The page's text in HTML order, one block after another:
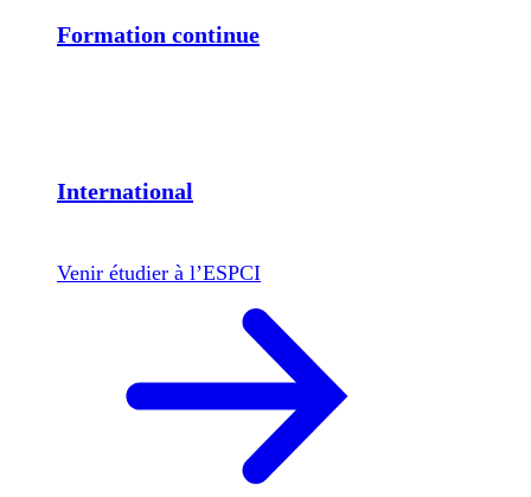
Formation continue
International
Venir étudier à l’ESPCI